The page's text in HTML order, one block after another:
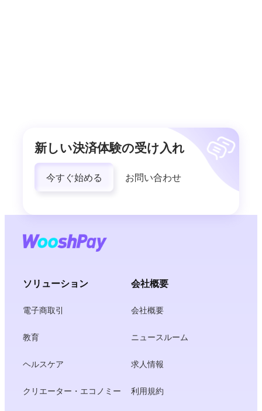
新しい決済体験の受け入れ
今すぐ始める お問い合わせ
ソリューション
電子商取引
教育
ヘルスケア
クリエーター・エコノミー
会社概要
会社概要
ニュースルーム
求人情報
利用規約